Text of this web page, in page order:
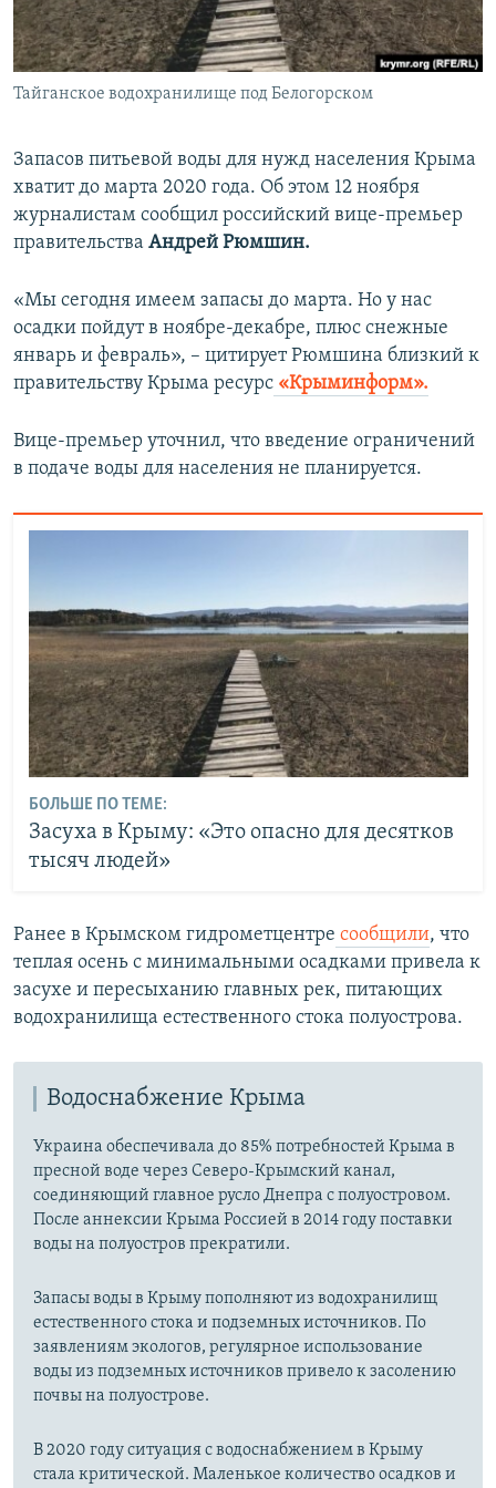
ПОБЕДИТЕЛЕЙ НЕ СУДЯТ?
КРЫМ.НЕПОКОРЕННЫЙ
ELIFBE
ПРИСОЕДИНЯЙТЕСЬ!
Все сайты RFE/RL
Тайганское водохранилище под Белогорском
Запасов питьевой воды для нужд населения Крыма
хватит до марта 2020 года. Об этом 12 ноября
журналистам сообщил российский вице-премьер
правительства Андрей Рюмшин.
«Мы сегодня имеем запасы до марта. Но у нас
осадки пойдут в ноябре-декабре, плюс снежные
январь и февраль», – цитирует Рюмшина близкий к
правительству Крыма ресурс «Крыминформ».
Вице-премьер уточнил, что введение ограничений
в подаче воды для населения не планируется.
БОЛЬШЕ ПО ТЕМЕ:
Засуха в Крыму: «Это опасно для десятков
тысяч людей»
Ранее в Крымском гидрометцентре сообщили, что
теплая осень с минимальными осадками привела к
засухе и пересыханию главных рек, питающих
водохранилища естественного стока полуострова.
Водоснабжение Крыма
Украина обеспечивала до 85% потребностей Крыма в
пресной воде через Северо-Крымский канал,
соединяющий главное русло Днепра с полуостровом.
После аннексии Крыма Россией в 2014 году поставки
воды на полуостров прекратили.
Запасы воды в Крыму пополняют из водохранилищ
естественного стока и подземных источников. По
заявлениям экологов, регулярное использование
воды из подземных источников привело к засолению
почвы на полуострове.
В 2020 году ситуация с водоснабжением в Крыму
стала критической. Маленькое количество осадков и